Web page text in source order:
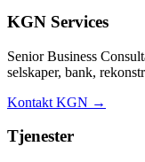
KGN Services
Senior Business
selskaper, bank,
Kontakt KGN →
Tjenester